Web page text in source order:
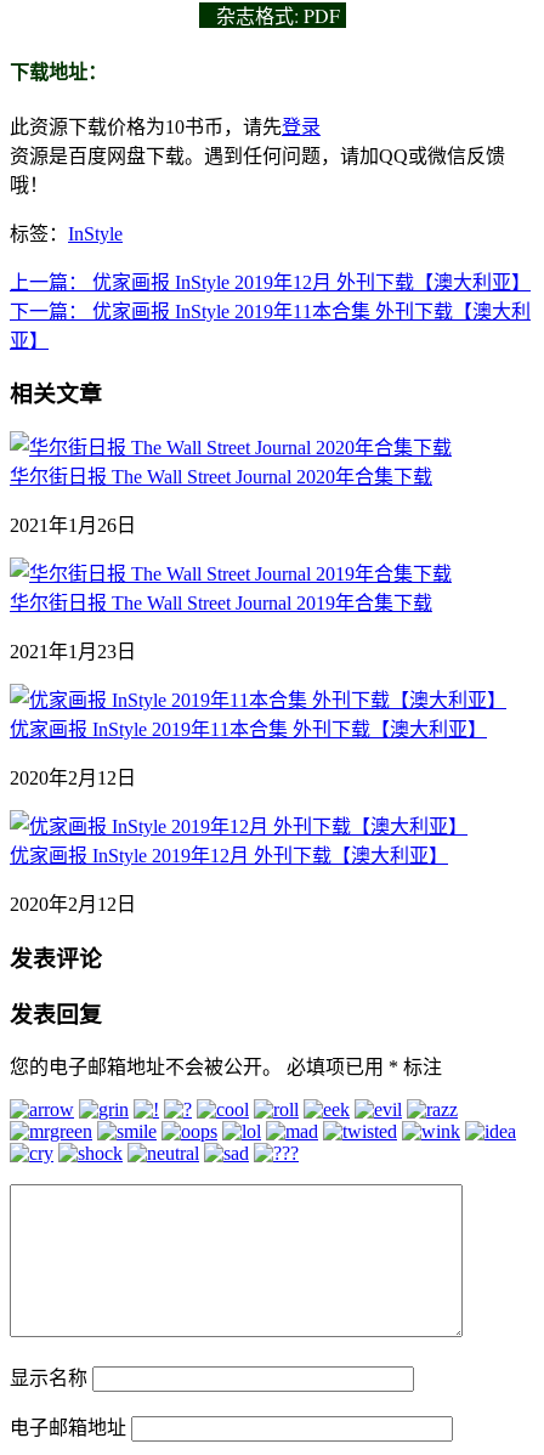
杂志格式: PDF
下载地址：
此资源下载价格为10书币，请先登录
资源是百度网盘下载。遇到任何问题，请加QQ或微信反馈
哦！
标签： InStyle
上一篇：
优家画报 InStyle 2019年12月 外刊下载【澳大利亚】
下一篇：
优家画报 InStyle 2019年11本合集 外刊下载【澳大利
亚】
相关文章
华尔街日报 The Wall Street Journal 2020年合集下载
2021年1月26日
华尔街日报 The Wall Street Journal 2019年合集下载
2021年1月23日
优家画报 InStyle 2019年11本合集 外刊下载【澳大利亚】
2020年2月12日
优家画报 InStyle 2019年12月 外刊下载【澳大利亚】
2020年2月12日
发表评论
发表回复
您的电子邮箱地址不会被公开。 必填项已用 * 标注
显示名称
电子邮箱地址